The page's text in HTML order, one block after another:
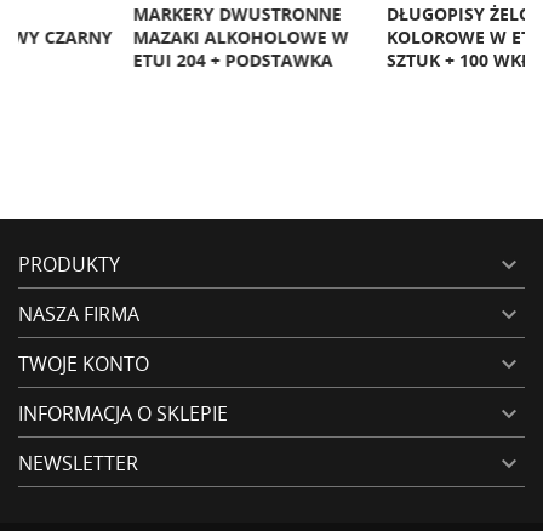
MARKERY DWUSTRONNE
MAZAKI ALKOHOLOWE W
ETUI 204 + PODSTAWKA
DŁUGOPISY ŻELOWE
KOLOROWE W ETUI 100
SZTUK + 100 WKŁADÓW
PRODUKTY 
NASZA FIRMA 
TWOJE KONTO 
INFORMACJA O SKLEPIE 
NEWSLETTER 